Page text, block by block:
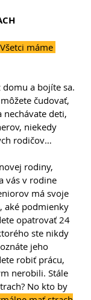
Všetci máme
domu a bojíte sa.
čudovať,
nechávate deti,
niekedy
rodičov…
rodiny,
vás v rodine
má svoje
aké podmienky
opatrovať 24
ste nikdy
jeho
robiť prácu,
nerobili. Stále
No kto by